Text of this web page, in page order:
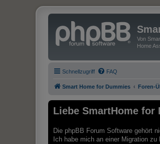
Von
Home
Schnellzugriff FAQ
Smart Home for Dummies Foren-
Liebe SmartHome for
Die phpBB Forum Software gehört
Ich habe mich an einer Migration